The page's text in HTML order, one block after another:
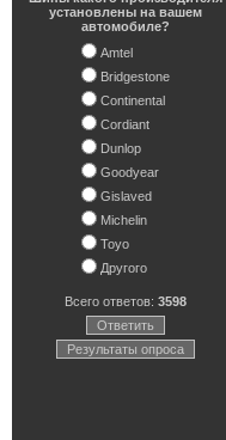
установлены на вашем
автомобиле?
Amtel
Bridgestone
Continental
Cordiant
Dunlop
Goodyear
Gislaved
Michelin
Toyo
Другого
Всего ответов: 3598
Ответить
Результаты опроса